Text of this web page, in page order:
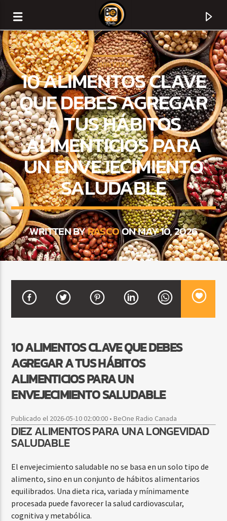
CURRENT TRACK
TITLE
ARTIST
FIESTA DJ MIX
9:00 PM 12:00 AM
Beone Radio
MONTREAL
10 ALIMENTOS CLAVE
QUE DEBES AGREGAR
A TUS HÁBITOS
ALIMENTICIOS PARA
UN ENVEJECIMIENTO
SALUDABLE
WRITTEN BYRASCOON MAY 10, 2026
10 ALIMENTOS CLAVE QUE DEBES
AGREGAR A TUS HÁBITOS
ALIMENTICIOS PARA UN
ENVEJECIMIENTO SALUDABLE
Publicado el 2026-05-10 02:00:00 • BeOne Radio Canada
DIEZ ALIMENTOS PARA UNA LONGEVIDAD
SALUDABLE
El envejecimiento saludable no se basa en un solo tipo de
alimento, sino en un conjunto de hábitos alimentarios
equilibrados. Una dieta rica, variada y mínimamente
procesada puede favorecer la salud cardiovascular,
cognitiva y metabólica.